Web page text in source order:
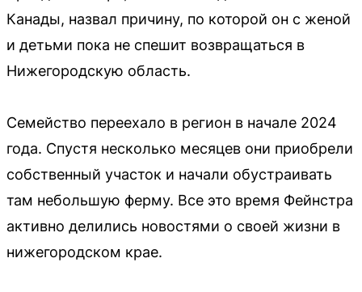
Канады, назвал причину, по которой он с женой
и детьми пока не спешит возвращаться в
Нижегородскую область.
Семейство переехало в регион в начале 2024
года. Спустя несколько месяцев они приобрели
собственный участок и начали обустраивать
там небольшую ферму. Все это время Фейнстра
активно делились новостями о своей жизни в
нижегородском крае.